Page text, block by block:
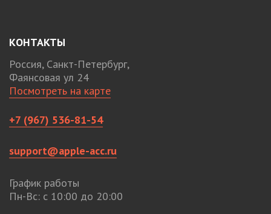
КОНТАКТЫ
Россия, Санкт-Петербург,
Фаянсовая ул 24
Посмотреть на карте
+7 (967) 536-81-54
support@apple-acc.ru
График работы
Пн-Вс: с 10:00 до 20:00